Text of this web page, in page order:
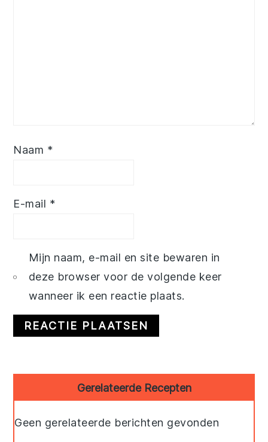
Naam *
E-mail *
Mijn naam, e-mail en site bewaren in
deze browser voor de volgende keer
wanneer ik een reactie plaats.
Sidebar
Gerelateerde Recepten
Geen gerelateerde berichten gevonden